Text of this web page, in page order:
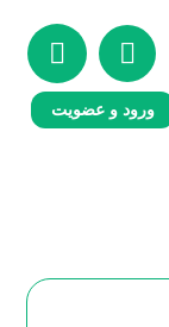
ورود و عضویت